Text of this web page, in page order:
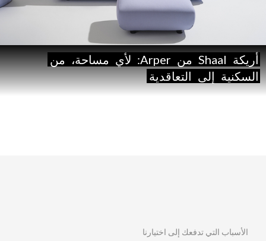
أريكة Shaal من Arper: لأي مساحة، من
السكنية إلى التعاقدية
الأسباب التي تدفعك إلى اختيارنا